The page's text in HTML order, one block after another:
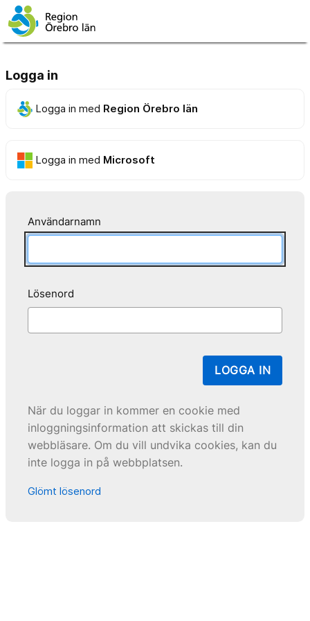
Logga in
Logga in med Region Örebro län
Logga in med Microsoft
Användarnamn
Lösenord
LOGGA IN
När du loggar in kommer en cookie med
inloggningsinformation att skickas till din
webbläsare. Om du vill undvika cookies, kan du
inte logga in på webbplatsen.
Glömt lösenord